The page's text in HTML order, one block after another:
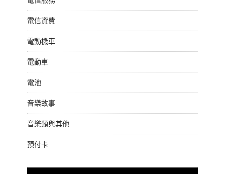
電信資費
電動機車
電動車
電池
音樂故事
音樂類與其他
預付卡